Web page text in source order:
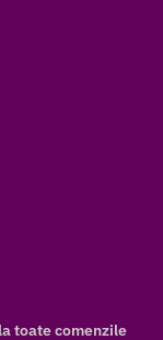
toate comenzile